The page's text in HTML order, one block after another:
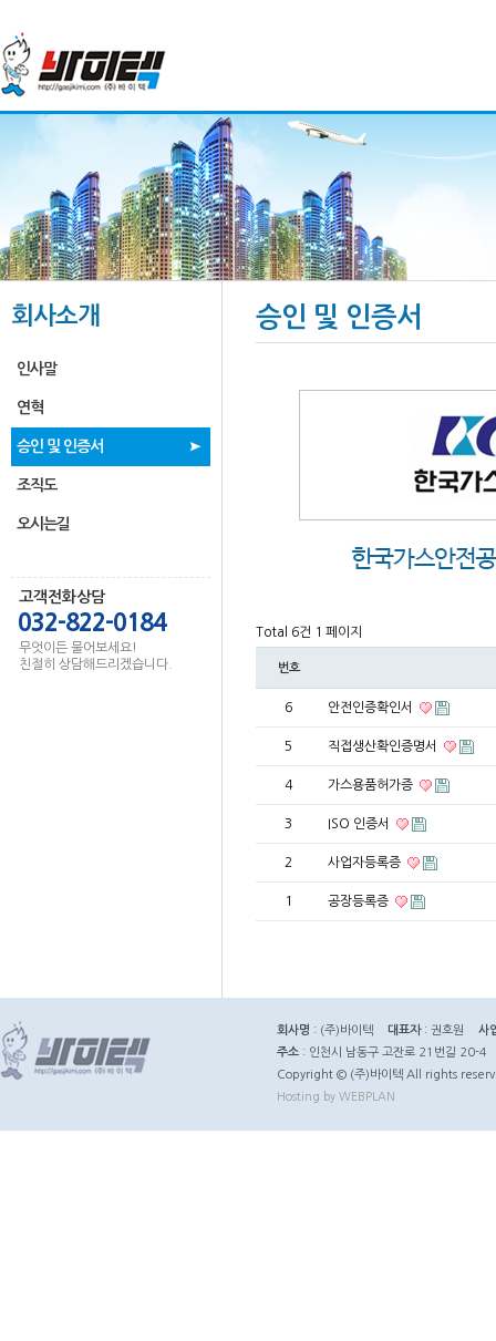
회사소개
인사말
연혁
승인 및 인증서
조직도
오시는길
고객전화상담
032-822-0184
무엇이든 물어보세요!
친절히 상담해드리겠습니다.
승인 및 인증서
Total 6건 1 페이지
번호
6 안전인증확인서
5 직접생산확인증명서
4 가스용품허가증
3 ISO 인증서
2 사업자등록증
1 공장등록증
회사명 : (주)바이텍 대표자: 권호원
사
주소 : 인천시 남동구 고잔로 21번길 20-4
Copyright © (주)바이텍 All rights
Hosting by WEBPLAN